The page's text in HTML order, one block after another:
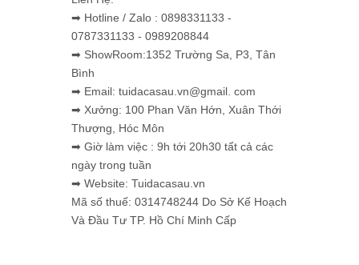
➡ Hotline / Zalo : 0898331133 -
0787331133 - 0989208844
➡ ShowRoom:1352 Trường Sa, P3, Tân
Bình
➡ Email: tuidacasau.vn@gmail. com
➡ Xưởng: 100 Phan Văn Hớn, Xuân Thới
Thượng, Hóc Môn
➡ Giờ làm việc : 9h tới 20h30 tất cả các
ngày trong tuần
➡ Website: Tuidacasau.vn
Mã số thuế: 0314748244 Do Sở Kế Hoạch
Và Đầu Tư TP. Hồ Chí Minh Cấp